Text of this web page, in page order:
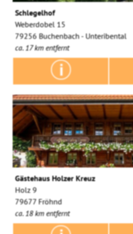
Schlegelhof
Weberdobel 15
79256 Buchenbach - Unteribental
ca. 17 km entfernt
Gästehaus Holzer Kreuz
Holz 9
79677 Fröhnd
ca. 18 km entfernt